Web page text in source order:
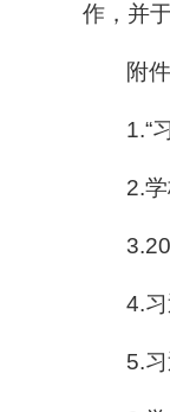
作，并
附件
1.“
2.
4.
5.